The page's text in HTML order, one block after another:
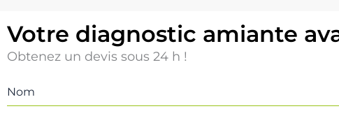
Votre diagnostic amiante
Obtenez un devis sous 24 h !
Nom